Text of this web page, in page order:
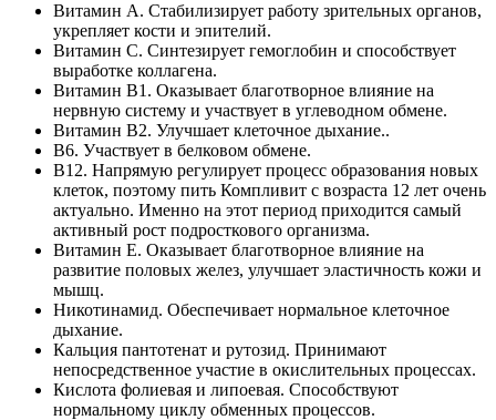
Витамин А. Стабилизирует работу зрительных органов,
укрепляет кости и эпителий.
Витамин С. Синтезирует гемоглобин и способствует
выработке коллагена.
Витамин В1. Оказывает благотворное влияние на
нервную систему и участвует в углеводном обмене.
Витамин В2. Улучшает клеточное дыхание..
В6. Участвует в белковом обмене.
В12. Напрямую регулирует процесс образования новых
клеток, поэтому пить Компливит с возраста 12 лет очень
актуально. Именно на этот период приходится самый
активный рост подросткового организма.
Витамин Е. Оказывает благотворное влияние на
развитие половых желез, улучшает эластичность кожи и
мышц.
Никотинамид. Обеспечивает нормальное клеточное
дыхание.
Кальция пантотенат и рутозид. Принимают
непосредственное участие в окислительных процессах.
Кислота фолиевая и липоевая. Способствуют
нормальному циклу обменных процессов.